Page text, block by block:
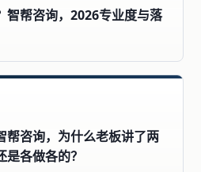
智帮咨询，2026专业度与落
帮咨询，为什么老板讲了两
各做各的？